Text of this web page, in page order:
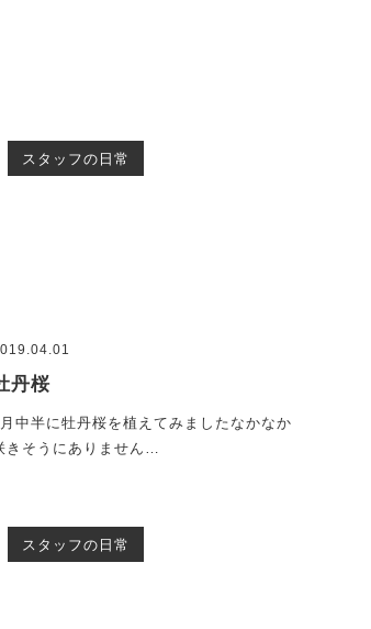
スタッフの日常
丹桜
中半に牡丹桜を植えてみましたなかなか
きそうにありません…
スタッフの日常